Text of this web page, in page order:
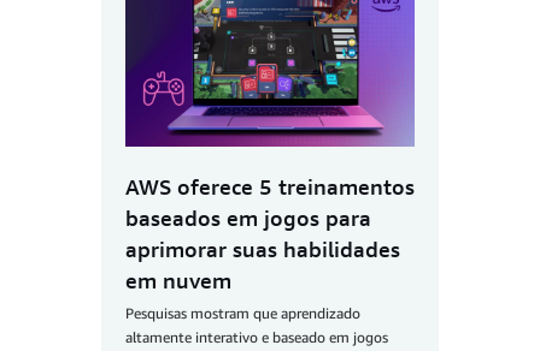
AWS oferece 5 treinamentos
baseados em jogos para
aprimorar suas habilidades
em nuvem
Pesquisas mostram que aprendizado
altamente interativo e baseado em jogos